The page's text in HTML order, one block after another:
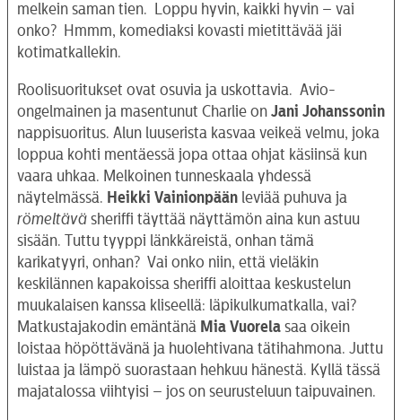
melkein saman tien. Loppu hyvin, kaikki hyvin – vai
onko? Hmmm, komediaksi kovasti mietittävää jäi
kotimatkallekin.
Roolisuoritukset ovat osuvia ja uskottavia. Avio-
ongelmainen ja masentunut Charlie on Jani Johanssonin
nappisuoritus. Alun luuserista kasvaa veikeä velmu, joka
loppua kohti mentäessä jopa ottaa ohjat käsiinsä kun
vaara uhkaa. Melkoinen tunneskaala yhdessä
näytelmässä. Heikki Vainionpään leviää puhuva ja
römeltävä sheriffi täyttää näyttämön aina kun astuu
sisään. Tuttu tyyppi länkkäreistä, onhan tämä
karikatyyri, onhan? Vai onko niin, että vieläkin
keskilännen kapakoissa sheriffi aloittaa keskustelun
muukalaisen kanssa kliseellä: läpikulkumatkalla, vai?
Matkustajakodin emäntänä Mia Vuorela saa oikein
loistaa höpöttävänä ja huolehtivana tätihahmona. Juttu
luistaa ja lämpö suorastaan hehkuu hänestä. Kyllä tässä
majatalossa viihtyisi – jos on seurusteluun taipuvainen.